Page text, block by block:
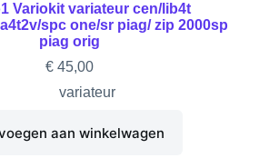
Variokit variateur cen/lib4t
spc one/sr piag/ zip 2000sp
piag orig
€45,00
variateur
aan winkelwagen